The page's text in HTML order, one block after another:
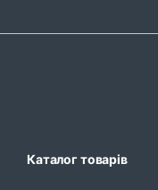
Каталог товарів